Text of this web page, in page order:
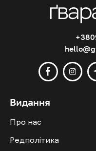
Видання
Про нас
Редполітика